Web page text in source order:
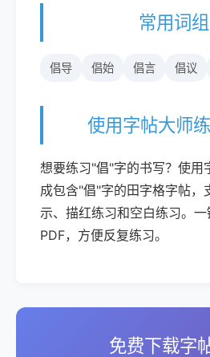
常用词组
倡导 倡始 倡言 倡议
使用字帖大师
想要练习"倡"字的书写？使用
成包含"倡"字的田字格字帖，
示、描红练习和空白练习。
PDF，方便反复练习。
免费下载字